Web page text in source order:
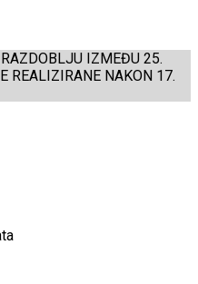
IZMEĐU 25.
REALIZIRANE NAKON 17.
Poredano